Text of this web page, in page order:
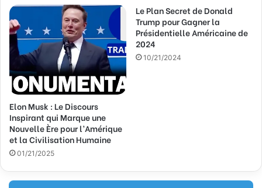
Elon Musk : Le Discours
Inspirant qui Marque une
Nouvelle Ère pour l’Amérique
et la Civilisation Humaine
01/21/2025
Le Plan Secret de Donald
Trump pour Gagner la
Présidentielle Américaine de
2024
10/21/2024